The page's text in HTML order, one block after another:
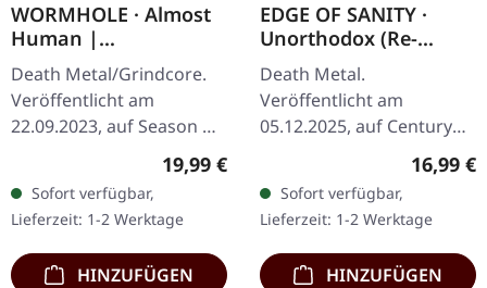
WORMHOLE · Almost
Human |
CLEAR/BLACK
MARBLED LP
Death Metal/Grindcore.
Veröffentlicht am
22.09.2023, auf Season Of
Transparent/Schwarz
marmoriertes Eco-Vinyl.
Limitiert auf 150 Stück.
Almost…
Regulärer Preis:
19,99 €
Sofort verfügbar,
Lieferzeit: 1-2 Werktage
HINZUFÜGEN
EDGE OF SANITY ·
Unorthodox (Re-
Release) | 2CD
Death Metal.
Veröffentlicht am
05.12.2025, auf Century
Media Records. Doppel-
CD Re-Release im Schuber
mit 32-seitigem Booklet,
das Liner-Notes und…
16,99 €
Sofort verfügbar,
Lieferzeit: 1-2 Werktage
HINZUFÜGEN